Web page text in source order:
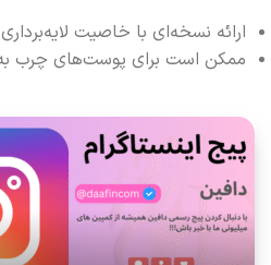
ارائه نسخه‌ای با خاصیت
ممکن است برای پوست‌های چرب به